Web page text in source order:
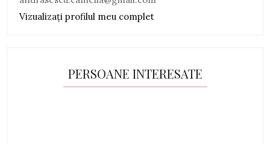
Vizualizați profilul meu complet
PERSOANE INTERESATE